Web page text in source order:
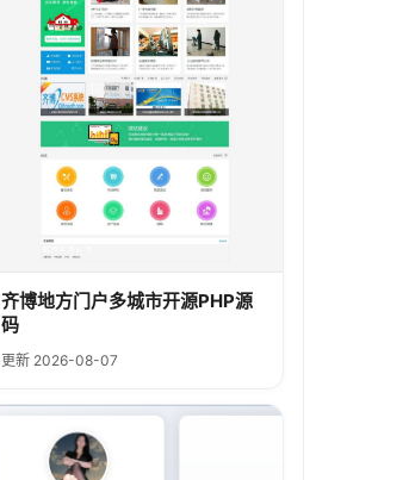
齐博地方门户多城市开源PHP源
码
更新 2026-08-07